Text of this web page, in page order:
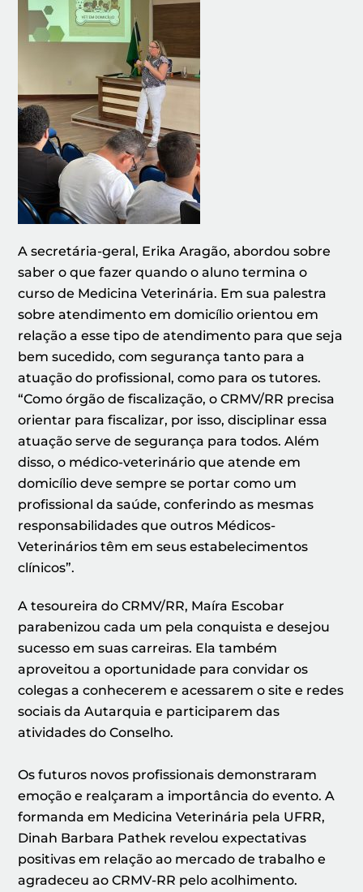
A secretária-geral, Erika Aragão, abordou sobre
saber o que fazer quando o aluno termina o
curso de Medicina Veterinária. Em sua palestra
sobre atendimento em domicílio orientou em
relação a esse tipo de atendimento para que seja
bem sucedido, com segurança tanto para a
atuação do profissional, como para os tutores.
“Como órgão de fiscalização, o CRMV/RR precisa
orientar para fiscalizar, por isso, disciplinar essa
atuação serve de segurança para todos. Além
disso, o médico-veterinário que atende em
domicílio deve sempre se portar como um
profissional da saúde, conferindo as mesmas
responsabilidades que outros Médicos-
Veterinários têm em seus estabelecimentos
clínicos”.
A tesoureira do CRMV/RR, Maíra Escobar
parabenizou cada um pela conquista e desejou
sucesso em suas carreiras. Ela também
aproveitou a oportunidade para convidar os
colegas a conhecerem e acessarem o site e redes
sociais da Autarquia e participarem das
atividades do Conselho.
Os futuros novos profissionais demonstraram
emoção e realçaram a importância do evento. A
formanda em Medicina Veterinária pela UFRR,
Dinah Barbara Pathek revelou expectativas
positivas em relação ao mercado de trabalho e
agradeceu ao CRMV-RR pelo acolhimento.